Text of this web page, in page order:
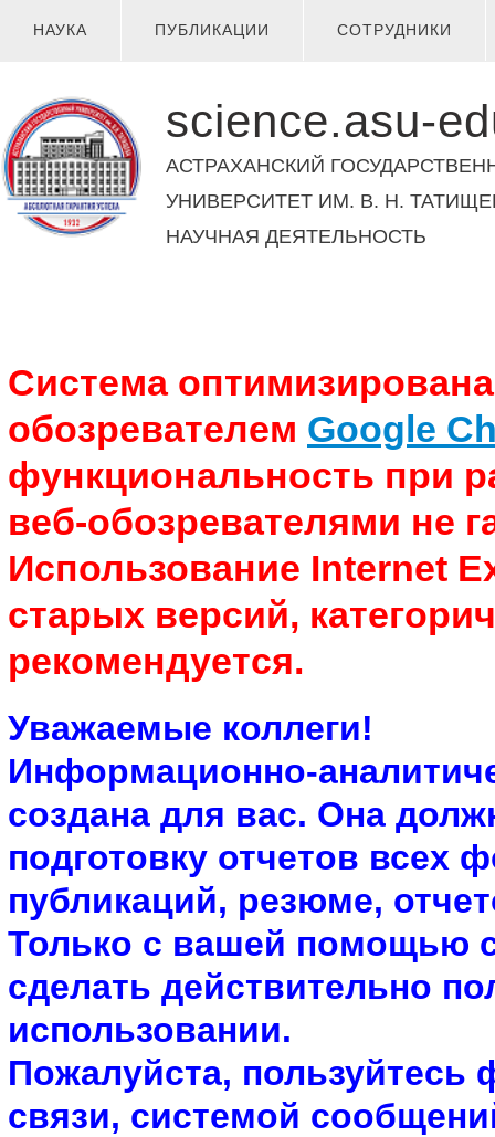
НАУКА ПУБЛИКАЦИИ СОТРУДНИКИ
science.asu-
АСТРАХАНСКИЙ
УНИВЕРСИТЕТ ИМ. В. Н.
НАУЧНАЯ ДЕЯТЕЛЬНОСТЬ
Система
обозревателем Google
функциональность при
веб-обозревателями не
Использование Internet
старых версий,
рекомендуется.
Уважаемые коллеги!
Информационно-
создана для вас. Она
подготовку отчетов всех
публикаций, резюме,
Только с вашей помощью
сделать действительно
использовании.
Пожалуйста,
связи, системой